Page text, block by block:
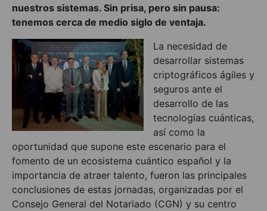
nuestros sistemas. Sin prisa, pero sin pausa:
tenemos cerca de medio siglo de ventaja.
La necesidad de
desarrollar sistemas
criptográficos ágiles y
seguros ante el
desarrollo de las
tecnologías cuánticas,
así como la
oportunidad que supone este escenario para el
fomento de un ecosistema cuántico español y la
importancia de atraer talento, fueron las principales
conclusiones de estas jornadas, organizadas por el
Consejo General del Notariado (CGN) y su centro